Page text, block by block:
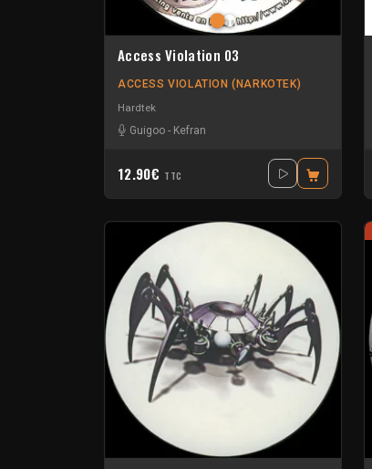
Access Violation 03
ACCESS VIOLATION (NARKOTEK)
Hardtek
Guigoo - Kefran
12.90€ TTC